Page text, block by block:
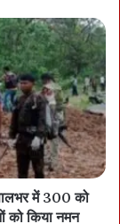
डॉ. सुनील
ने भी संबोधित
दिया।
में 300 को
को किया नमन